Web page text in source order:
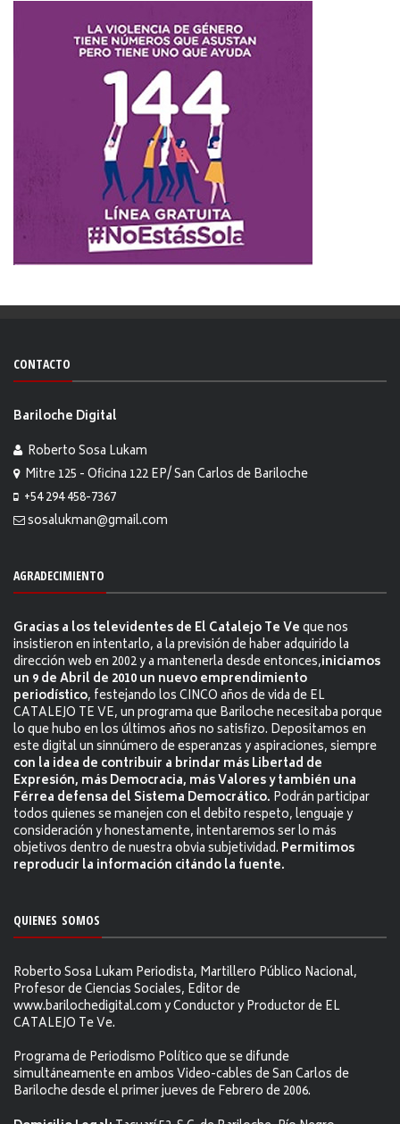
CONTACTO
Bariloche Digital
Roberto Sosa Lukam
Mitre 125 - Oficina 122 EP/ San Carlos de Bariloche
+54 294 458-7367
sosalukman@gmail.com
AGRADECIMIENTO
Gracias a los televidentes de El Catalejo Te Veque nos
insistieron en intentarlo, a la previsión de haber adquirido la
dirección web en 2002 y a mantenerla desde entonces,iniciamos
un 9 de Abril de 2010 un nuevo emprendimiento
periodístico, festejando los CINCO años de vida de EL
CATALEJO TE VE, un programa que Bariloche necesitaba porque
lo que hubo en los últimos años no satisfizo. Depositamos en
este digital un sinnúmero de esperanzas y aspiraciones, siempre
con la idea de contribuir a brindar más Libertad de
Expresión, más Democracia, más Valores y también una
Férrea defensa del Sistema Democrático. Podrán participar
todos quienes se manejen con el debito respeto, lenguaje y
consideración y honestamente, intentaremos ser lo más
objetivos dentro de nuestra obvia subjetividad. Permitimos
reproducir la información citándo la fuente.
QUIENES SOMOS
Roberto Sosa Lukam Periodista, Martillero Público Nacional,
Profesor de Ciencias Sociales, Editor de
www.barilochedigital.com y Conductor y Productor de EL
CATALEJO Te Ve.
Programa de Periodismo Político que se difunde
simultáneamente en ambos Video-cables de San Carlos de
Bariloche desde el primer jueves de Febrero de 2006.